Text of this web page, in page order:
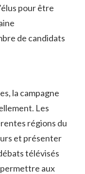
pour être
de candidats
la campagne
Les
régions ‍du
et présenter
télévisés
aux